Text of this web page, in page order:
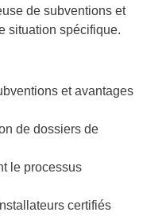
de subventions et
situation spécifique.
et avantages
de dossiers de
le processus
certifiés